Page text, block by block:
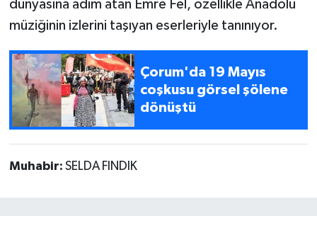
dünyasına adım atan Emre Fel, özellikle Anadolu
müziğinin izlerini taşıyan eserleriyle tanınıyor.
Çorum'da 19 Mayıs
coşkusu görsel şölene
dönüştü
Muhabir: SELDA FINDIK